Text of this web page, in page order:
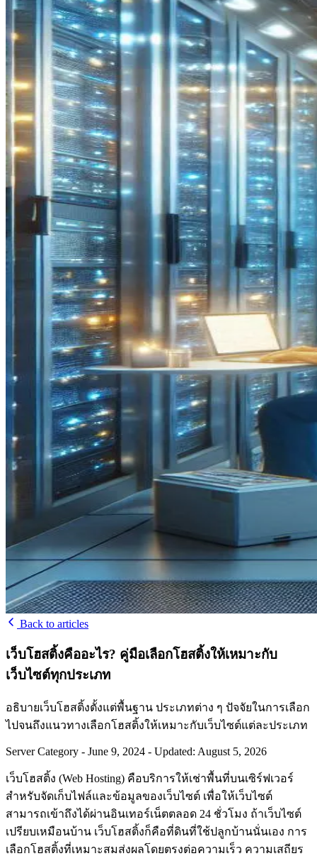
Back to articles
เว็บโฮสติ้งคืออะไร? คู่มือเลือกโฮสติ้งให้เหมาะกับ
เว็บไซต์ทุกประเภท
อธิบายเว็บโฮสติ้งตั้งแต่พื้นฐาน ประเภทต่าง ๆ ปัจจัยในการเลือก
ไปจนถึงแนวทางเลือกโฮสติ้งให้เหมาะกับเว็บไซต์แต่ละประเภท
Server Category - June 9, 2024 - Updated: August 5, 2026
เว็บโฮสติ้ง (Web Hosting) คือบริการให้เช่าพื้นที่บนเซิร์ฟเวอร์
สำหรับจัดเก็บไฟล์และข้อมูลของเว็บไซต์ เพื่อให้เว็บไซต์
สามารถเข้าถึงได้ผ่านอินเทอร์เน็ตตลอด 24 ชั่วโมง ถ้าเว็บไซต์
เปรียบเหมือนบ้าน เว็บโฮสติ้งก็คือที่ดินที่ใช้ปลูกบ้านนั่นเอง การ
เลือกโฮสติ้งที่เหมาะสมส่งผลโดยตรงต่อความเร็ว ความเสถียร